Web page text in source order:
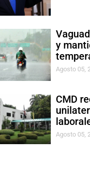
y
Agosto 05,
CMD
Agosto 05,